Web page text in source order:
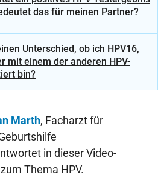
das für meinen Partner?
Unterschied, ob ich HPV16,
mit einem der anderen HPV-
bin?
Marth, Facharzt für
in dieser Video-
Thema HPV.